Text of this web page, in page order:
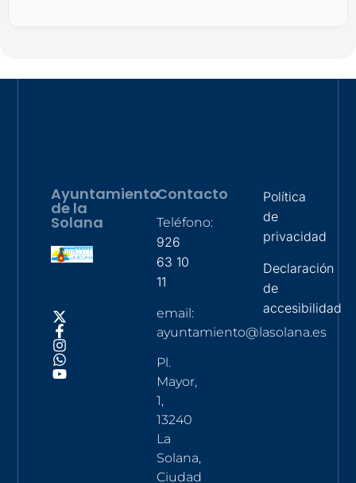
Ayuntamiento
de la
Solana
Contacto
Teléfono:
926
63 10
11
email:
ayuntamiento@lasolana.es
Pl.
Mayor,
1,
13240
La
Solana,
Ciudad
Política
de
privacidad
Declaración
de
accesibilidad